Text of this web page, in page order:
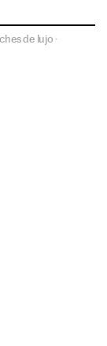
de lujo ·